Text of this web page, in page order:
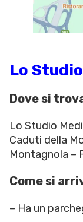
Lo
Dove si
Lo Studio
Caduti della
Montagnola –
Come si
– Ha un